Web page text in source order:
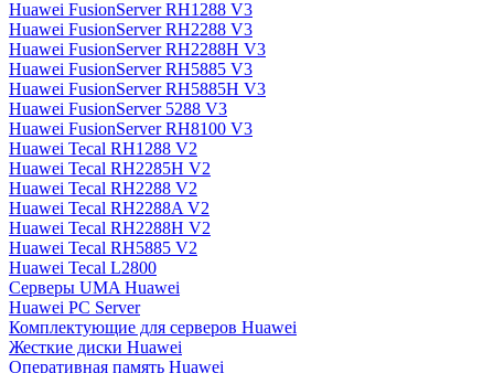
Huawei FusionServer RH1288 V3
Huawei FusionServer RH2288 V3
Huawei FusionServer RH2288H V3
Huawei FusionServer RH5885 V3
Huawei FusionServer RH5885H V3
Huawei FusionServer 5288 V3
Huawei FusionServer RH8100 V3
Huawei Tecal RH1288 V2
Huawei Tecal RH2285H V2
Huawei Tecal RH2288 V2
Huawei Tecal RH2288A V2
Huawei Tecal RH2288H V2
Huawei Tecal RH5885 V2
Huawei Tecal L2800
Серверы UMA Huawei
Huawei PC Server
Комплектующие для серверов Huawei
Жесткие диски Huawei
Оперативная память Huawei